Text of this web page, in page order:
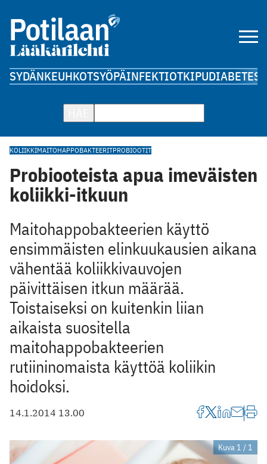
SYDÄNKEUHKOTSYÖPÄINFEKTIOTKIPUDIABETES
KOLIIKKIMAITOHAPPOBAKTEERITPROBIOOTIT
Probiooteista apua imeväisten
koliikki-itkuun
Maitohappobakteerien käyttö
ensimmäisten elinkuukausien aikana
vähentää koliikkivauvojen
päivittäisen itkun määrää.
Toistaiseksi on kuitenkin liian
aikaista suositella
maitohappobakteerien
rutiininomaista käyttöä koliikin
hoidoksi.
14.1.2014 13.00
Kuva 1 / 1